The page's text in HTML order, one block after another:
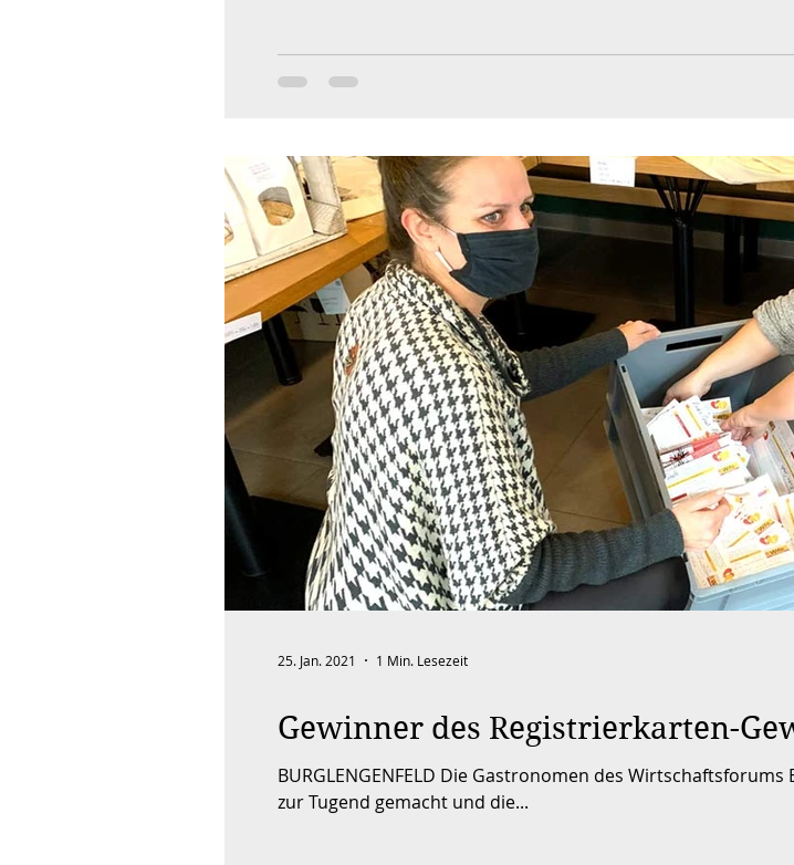
Gewinner des Registrierkarten-
BURGLENGENFELD Die Gastronomen des Wirtschaftsforums Burglengenfeld haben im Sommer 2020 die Not kurzerhand
zur Tugend gemacht und die...
25. Jan. 2021 1 Min. Lesezeit